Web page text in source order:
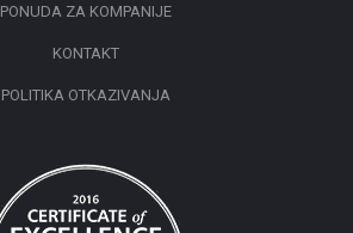
PONUDA ZA KOMPANIJE
KONTAKT
POLITIKA OTKAZIVANJA